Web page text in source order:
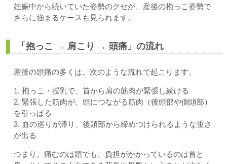
妊娠中から続いていた姿勢のクセが、産後の抱っこ姿勢で
さらに強まるケースも見られます。
「抱っこ → 肩こり → 頭痛」の流れ
産後の頭痛の多くは、次のような流れで起こります。
1. 抱っこ・授乳で、首から肩の筋肉が緊張し続ける
2. 緊張した筋肉が、頭につながる筋肉（後頭部や側頭部）
を引っぱる
3. 血の巡りが滞り、後頭部から締めつけられるような重さ
が出る
つまり、痛むのは頭でも、負担がかかっているのは首と